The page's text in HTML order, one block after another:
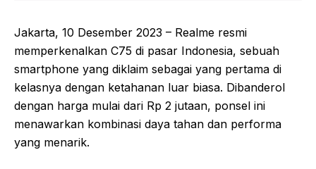
Jakarta, 10 Desember 2023 – Realme resmi
memperkenalkan C75 di pasar Indonesia, sebuah
smartphone yang diklaim sebagai yang pertama di
kelasnya dengan ketahanan luar biasa. Dibanderol
dengan harga mulai dari Rp 2 jutaan, ponsel ini
menawarkan kombinasi daya tahan dan performa
yang menarik.